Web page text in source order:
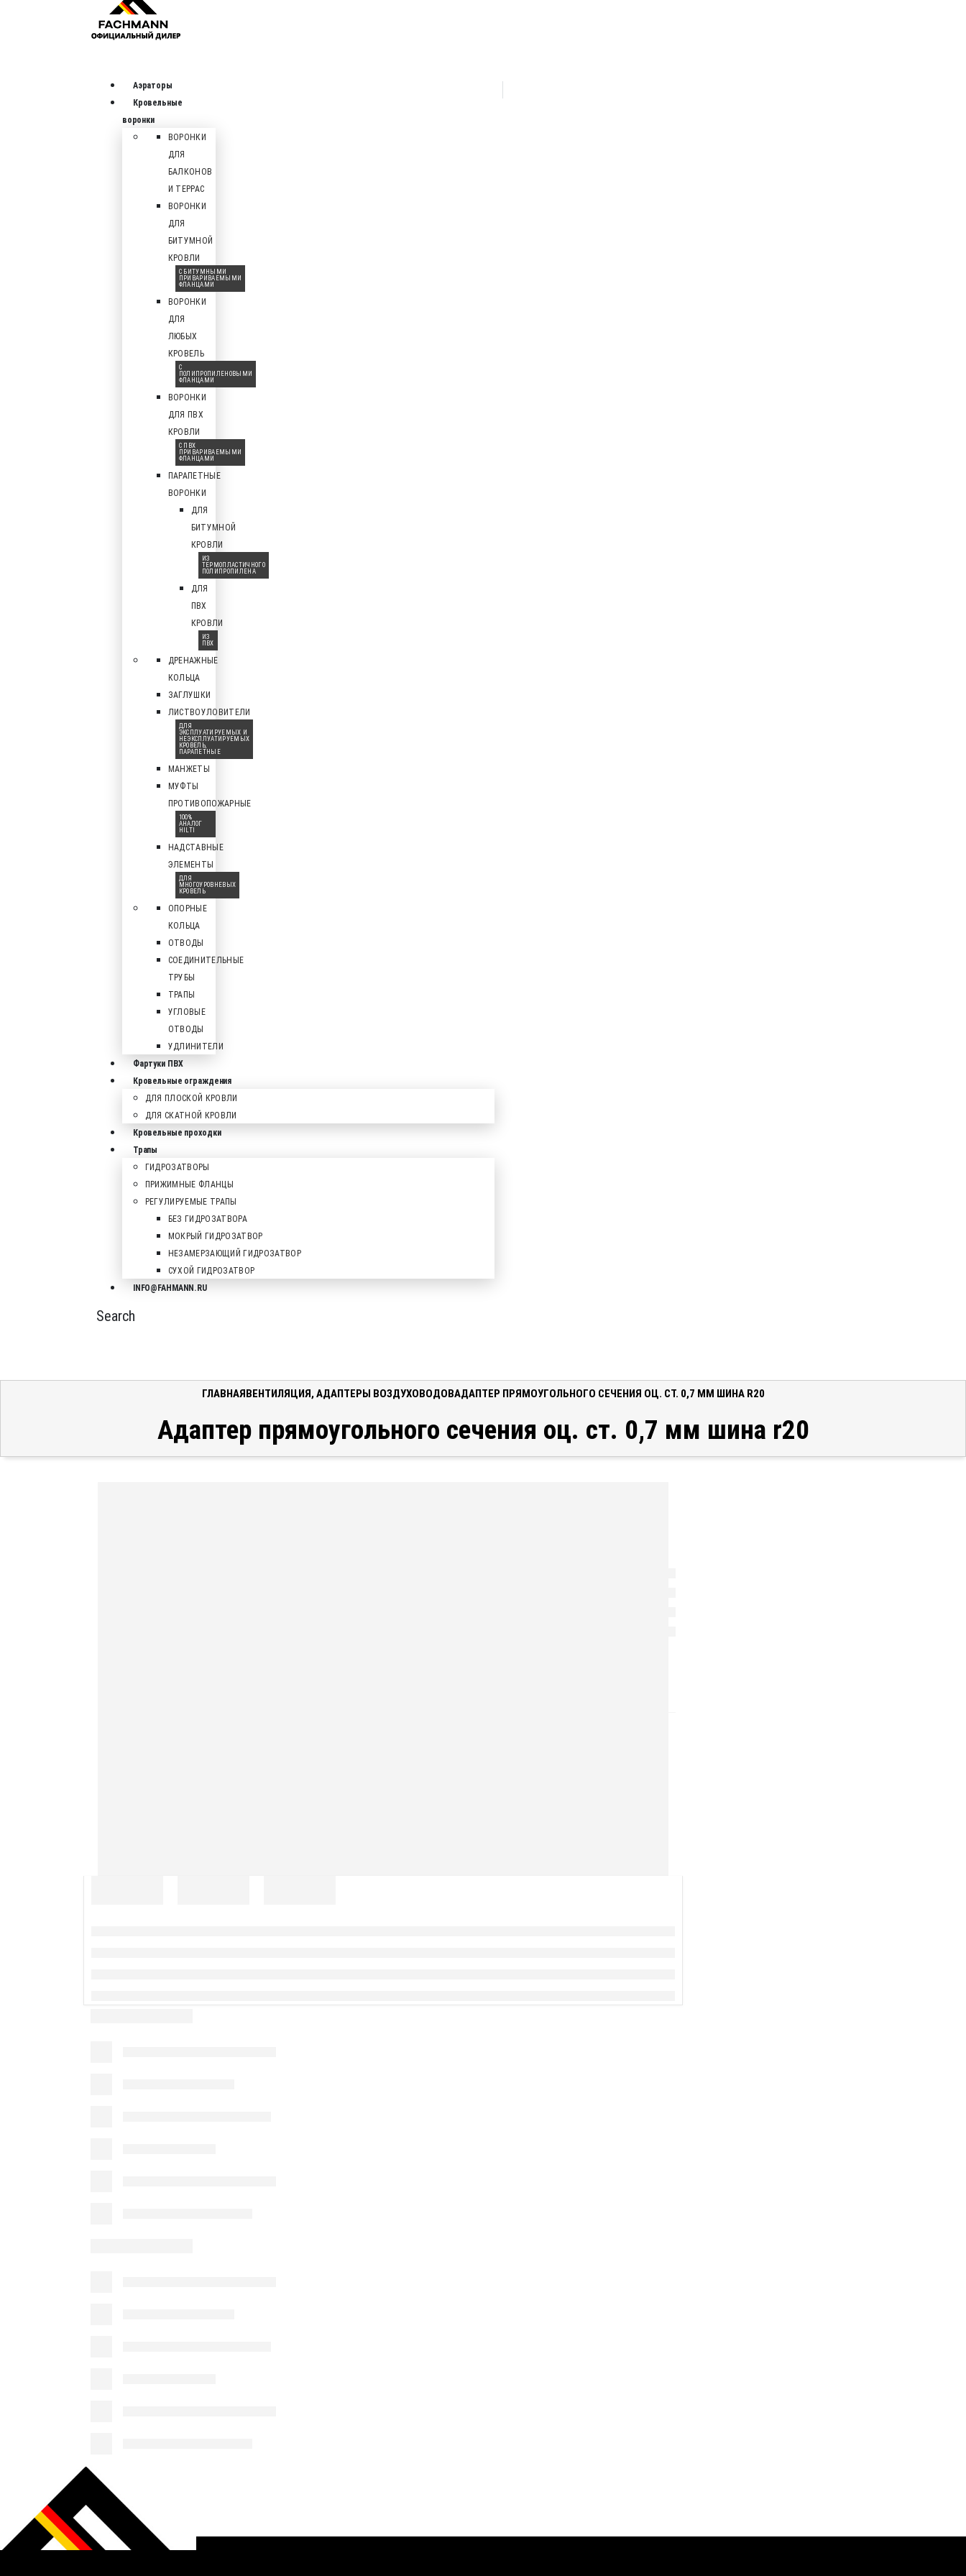
Аэраторы
Кровельные
воронки
ВОРОНКИ
ДЛЯ
БАЛКОНОВ
И ТЕРРАС
ВОРОНКИ
ДЛЯ
БИТУМНОЙ
КРОВЛИ
С БИТУМНЫМИ
ПРИВАРИВАЕМЫМИ
ФЛАНЦАМИ
ВОРОНКИ
ДЛЯ
ЛЮБЫХ
КРОВЕЛЬ
С
ПОЛИПРОПИЛЕНОВЫМИ
ФЛАНЦАМИ
ВОРОНКИ
ДЛЯ ПВХ
КРОВЛИ
С ПВХ
ПРИВАРИВАЕМЫМИ
ФЛАНЦАМИ
ПАРАПЕТНЫЕ
ВОРОНКИ
ДЛЯ
БИТУМНОЙ
КРОВЛИ
ИЗ
ТЕРМОПЛАСТИЧНОГО
ПОЛИПРОПИЛЕНА
ДЛЯ
ПВХ
КРОВЛИ
ИЗ
ПВХ
ДРЕНАЖНЫЕ
КОЛЬЦА
ЗАГЛУШКИ
ЛИСТВОУЛОВИТЕЛИ
ДЛЯ
ЭКСПЛУАТИРУЕМЫХ И
НЕЭКСПЛУАТИРУЕМЫХ
КРОВЕЛЬ,
ПАРАПЕТНЫЕ
МАНЖЕТЫ
МУФТЫ
ПРОТИВОПОЖАРНЫЕ
100%
АНАЛОГ
HILTI
НАДСТАВНЫЕ
ЭЛЕМЕНТЫ
ДЛЯ
МНОГОУРОВНЕВЫХ
КРОВЕЛЬ
ОПОРНЫЕ
КОЛЬЦА
ОТВОДЫ
СОЕДИНИТЕЛЬНЫЕ
ТРУБЫ
ТРАПЫ
УГЛОВЫЕ
ОТВОДЫ
УДЛИНИТЕЛИ
Фартуки ПВХ
Кровельные ограждения
ДЛЯ ПЛОСКОЙ КРОВЛИ
ДЛЯ СКАТНОЙ КРОВЛИ
Кровельные проходки
Трапы
ГИДРОЗАТВОРЫ
ПРИЖИМНЫЕ ФЛАНЦЫ
РЕГУЛИРУЕМЫЕ ТРАПЫ
БЕЗ ГИДРОЗАТВОРА
МОКРЫЙ ГИДРОЗАТВОР
НЕЗАМЕРЗАЮЩИЙ ГИДРОЗАТВОР
СУХОЙ ГИДРОЗАТВОР
INFO@FAHMANN.RU
Search
ГЛАВНАЯВЕНТИЛЯЦИЯ,АДАПТЕРЫ ВОЗДУХОВОДОВАДАПТЕР ПРЯМОУГОЛЬНОГО СЕЧЕНИЯ ОЦ. СТ. 0,7 ММ ШИНА R20
Адаптер прямоугольного сечения оц. ст. 0,7 мм шина r20